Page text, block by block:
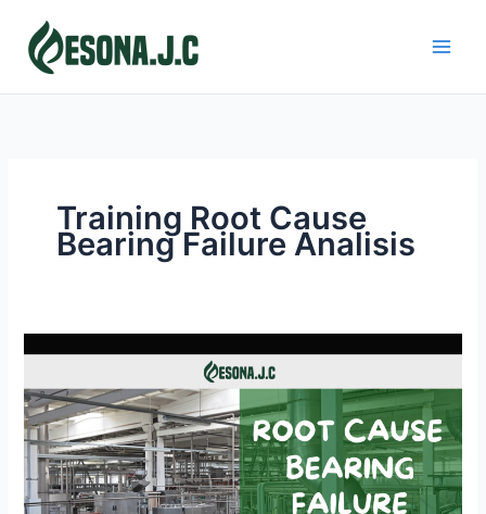
content
Training Root Cause
Bearing Failure Analisis
BEARING
FAILURE
ANALISIS